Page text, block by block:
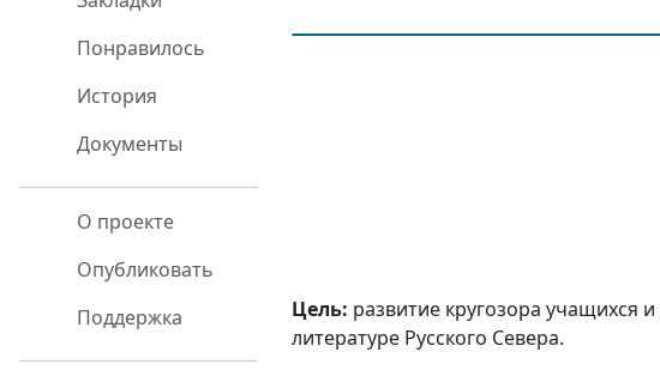
Понравилось
История
Документы
О проекте
Опубликовать
Поддержка
Цель: развитие кругозора учащихся
литературе Русского Севера.